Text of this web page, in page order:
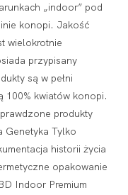
„indoor” pod
konopi. Jakość
wielokrotnie
przypisany
są w pełni
100% kwiatów konopi.
produkty
Genetyka Tylko
historii życia
opakowanie
Indoor Premium